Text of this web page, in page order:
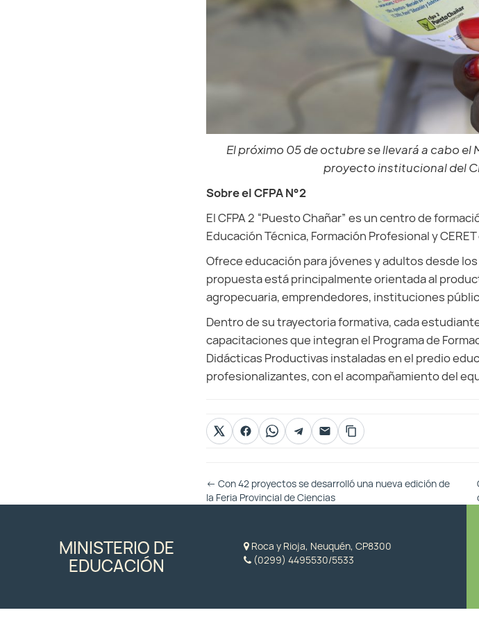
El próximo 05 de octubre se llevará a cabo
proyecto institucional del
Sobre el CFPA N°2
El CFPA 2 “Puesto Chañar” es un centro de
Educación Técnica, Formación Profesional y
Ofrece educación para jóvenes y adultos desde
propuesta está principalmente orientada al
agropecuaria, emprendedores, instituciones
Dentro de su trayectoria formativa, cada
capacitaciones que integran el Programa de
Didácticas Productivas instaladas en el predio
profesionalizantes, con el acompañamiento del
Otras
Entradas
← Con 42 proyectos se desarrolló una nueva edición de
la Feria Provincial de Ciencias
MINISTERIO DE
EDUCACIÓN
Roca y Rioja, Neuquén, CP8300
(0299) 4495530/5533